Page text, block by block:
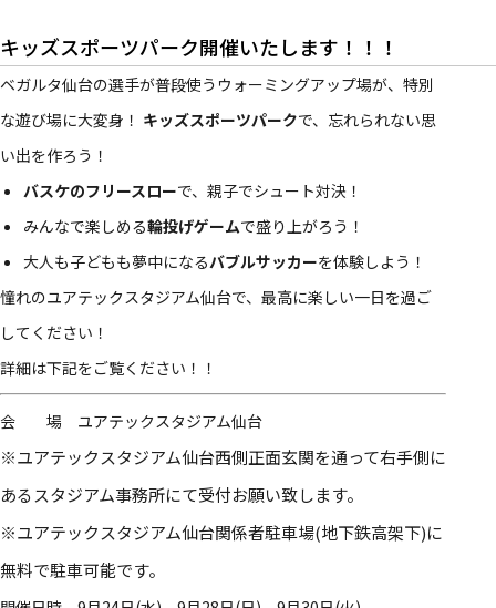
キッズスポーツパーク開催いたします！！！
ベガルタ仙台の選手が普段使うウォーミングアップ場が、特別
な遊び場に大変身！ キッズスポーツパークで、忘れられない思
い出を作ろう！
バスケのフリースローで、親子でシュート対決！
みんなで楽しめる輪投げゲームで盛り上がろう！
大人も子どもも夢中になるバブルサッカーを体験しよう！
憧れのユアテックスタジアム仙台で、最高に楽しい一日を過ご
してください！
詳細は下記をご覧ください！！
会 場 ユアテックスタジアム仙台
※ユアテックスタジアム仙台西側正面玄関を通って右手側に
あるスタジアム事務所にて受付お願い致します。
※ユアテックスタジアム仙台関係者駐車場(地下鉄高架下)に
無料で駐車可能です。